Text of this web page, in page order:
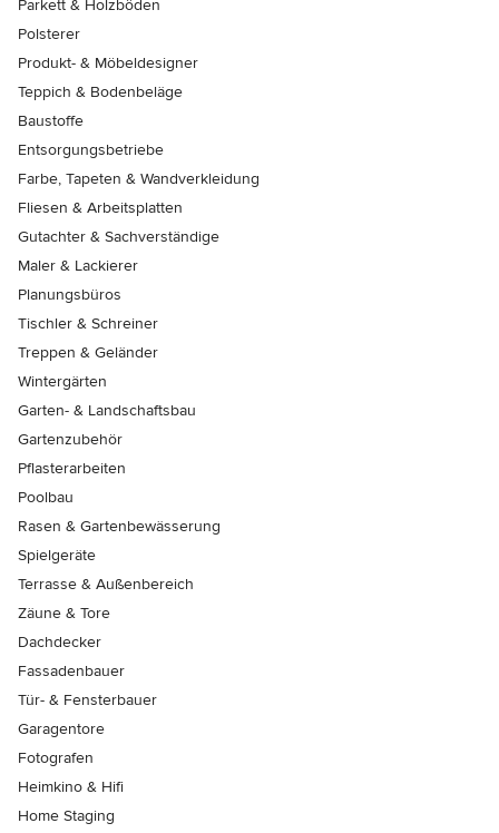
Parkett & Holzböden
Polsterer
Produkt- & Möbeldesigner
Teppich & Bodenbeläge
Baustoffe
Entsorgungsbetriebe
Farbe, Tapeten & Wandverkleidung
Fliesen & Arbeitsplatten
Gutachter & Sachverständige
Maler & Lackierer
Planungsbüros
Tischler & Schreiner
Treppen & Geländer
Wintergärten
Garten- & Landschaftsbau
Gartenzubehör
Pflasterarbeiten
Poolbau
Rasen & Gartenbewässerung
Spielgeräte
Terrasse & Außenbereich
Zäune & Tore
Dachdecker
Fassadenbauer
Tür- & Fensterbauer
Garagentore
Fotografen
Heimkino & Hifi
Home Staging